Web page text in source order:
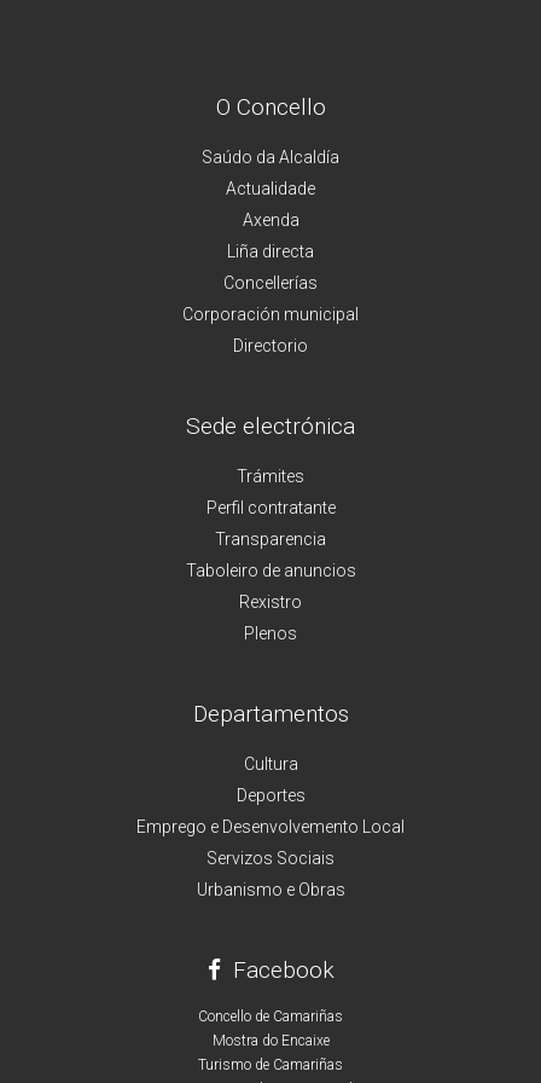
O Concello
Saúdo da Alcaldía
Actualidade
Axenda
Liña directa
Concellerías
Corporación municipal
Directorio
Sede electrónica
Trámites
Perfil contratante
Transparencia
Taboleiro de anuncios
Rexistro
Plenos
Departamentos
Cultura
Deportes
Emprego e Desenvolvemento Local
Servizos Sociais
Urbanismo e Obras
Facebook
Concello de Camariñas
Mostra do Encaixe
Turismo de Camariñas